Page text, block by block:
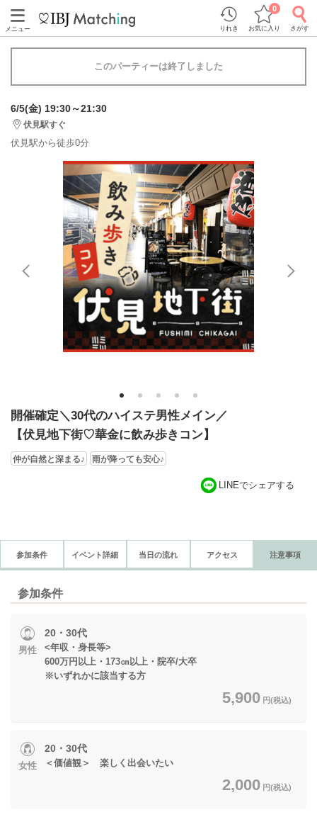
メニュー りれき お気に入り
0
さがす
このパーティーは終了しました
6/5(金) 19:30～21:30
伏見駅すぐ
伏見駅から徒歩0分
1 2 3 4 5
開催確定＼30代のハイステ男性メイン／
【伏見地下街♡華金に飲み歩きコン】
仲が自然と深まる♪ 雨が降っても安心♪
LINEでシェアする
参加条件 イベント詳細 当日の流れ アクセス 注意事項
参加条件
男性
20・30代
<年収・身長等>
600万円以上・173㎝以上・院卒/大卒
※いずれかに該当する方
5,900 円(税込)
女性
20・30代
＜価値観＞ 楽しく出会いたい
2,000 円(税込)